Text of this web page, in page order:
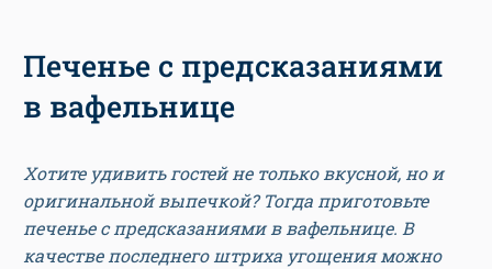
Печенье с предсказаниями
в вафельнице
Хотите удивить гостей не только вкусной, но и
оригинальной выпечкой? Тогда приготовьте
печенье с предсказаниями в вафельнице. В
качестве последнего штриха угощения можно